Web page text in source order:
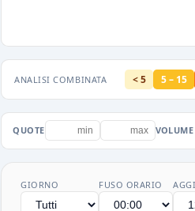
ANALISI COMBINATA < 5 5 – 15
QUOTE
GIORNO FUSO ORARIO